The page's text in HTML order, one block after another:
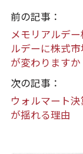
前の記事：
メモリアルデ
ルデーに株式
が変わりますか
次の記事：
ウォルマート
が揺れる理由